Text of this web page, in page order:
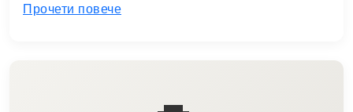
Прочети повече